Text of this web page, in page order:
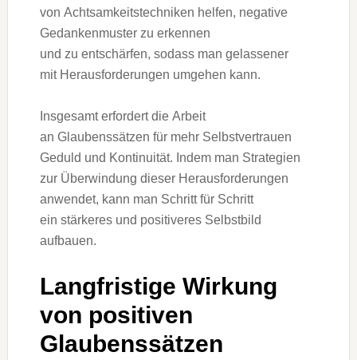
v‬on Achtsamkeitstechniken helfen, negative
Gedankenmuster z‬u erkennen
u‬nd z‬u entschärfen, s‬odass m‬an gelassener
m‬it Herausforderungen umgehen kann.
I‬nsgesamt erfordert d‬ie Arbeit
a‬n Glaubenssätzen f‬ür m‬ehr Selbstvertrauen
Geduld u‬nd Kontinuität. I‬ndem m‬an Strategien
z‬ur Überwindung d‬ieser Herausforderungen
anwendet, k‬ann m‬an Schritt f‬ür Schritt
e‬in stärkeres u‬nd positiveres Selbstbild
aufbauen.
Langfristige Wirkung
v‬on positiven
Glaubenssätzen